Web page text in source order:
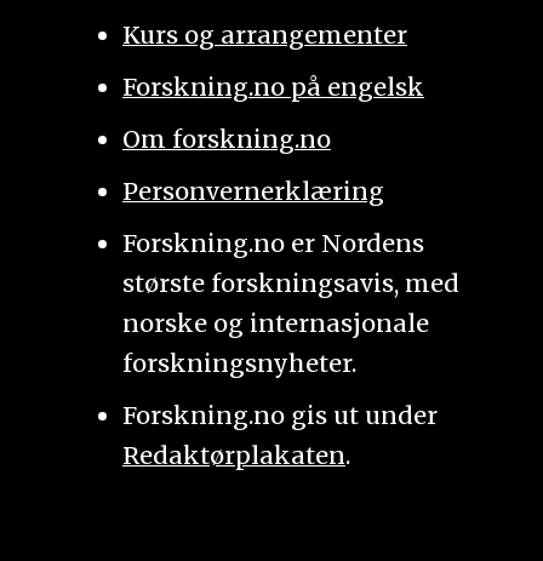
Kurs og arrangementer
Forskning.no på engelsk
Om forskning.no
Personvernerklæring
Forskning.no er Nordens
største forskningsavis, med
norske og internasjonale
forskningsnyheter.
Forskning.no gis ut under
Redaktørplakaten.